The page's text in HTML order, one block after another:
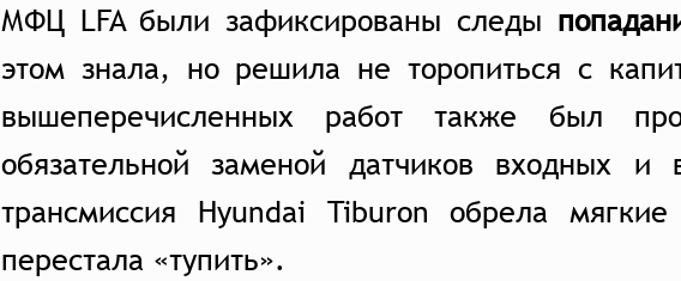
МФЦ LFA были зафиксированы следы
этом знала, но решила не торопиться с
вышеперечисленных работ также был
обязательной заменой датчиков входных
трансмиссия Hyundai Tiburon обрела
перестала «тупить».